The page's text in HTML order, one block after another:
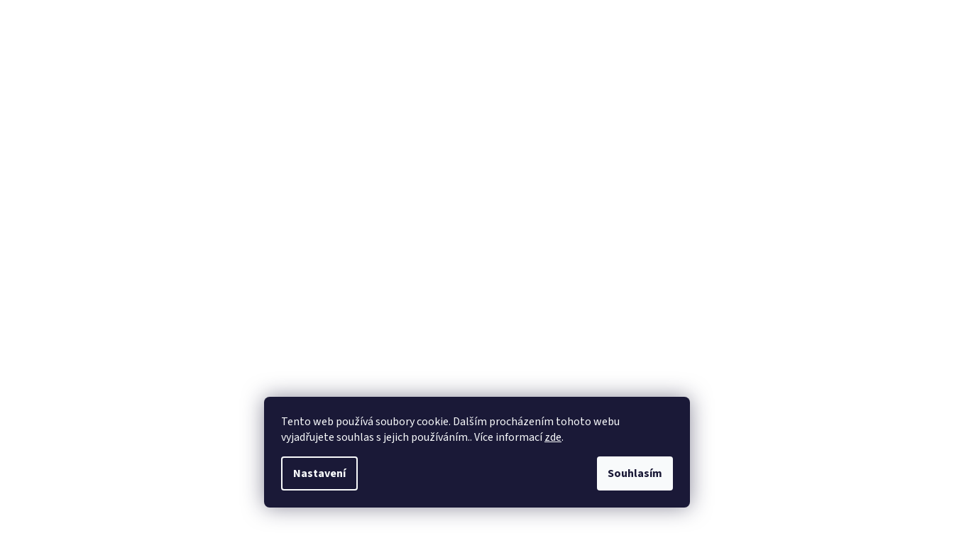
Tento web používá soubory cookie. Dalším procházením tohoto webu
vyjadřujete souhlas s jejich používáním.. Více informacízde.
Nastavení Souhlasím